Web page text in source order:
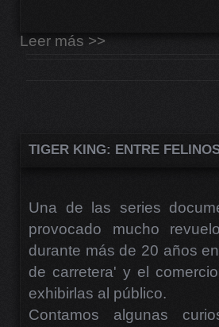
Leer más >>
TIGER KING: ENTRE
Una de las series
provocado mucho
durante más de 20 años
de carretera' y el
exhibirlas al público.
Contamos algunas